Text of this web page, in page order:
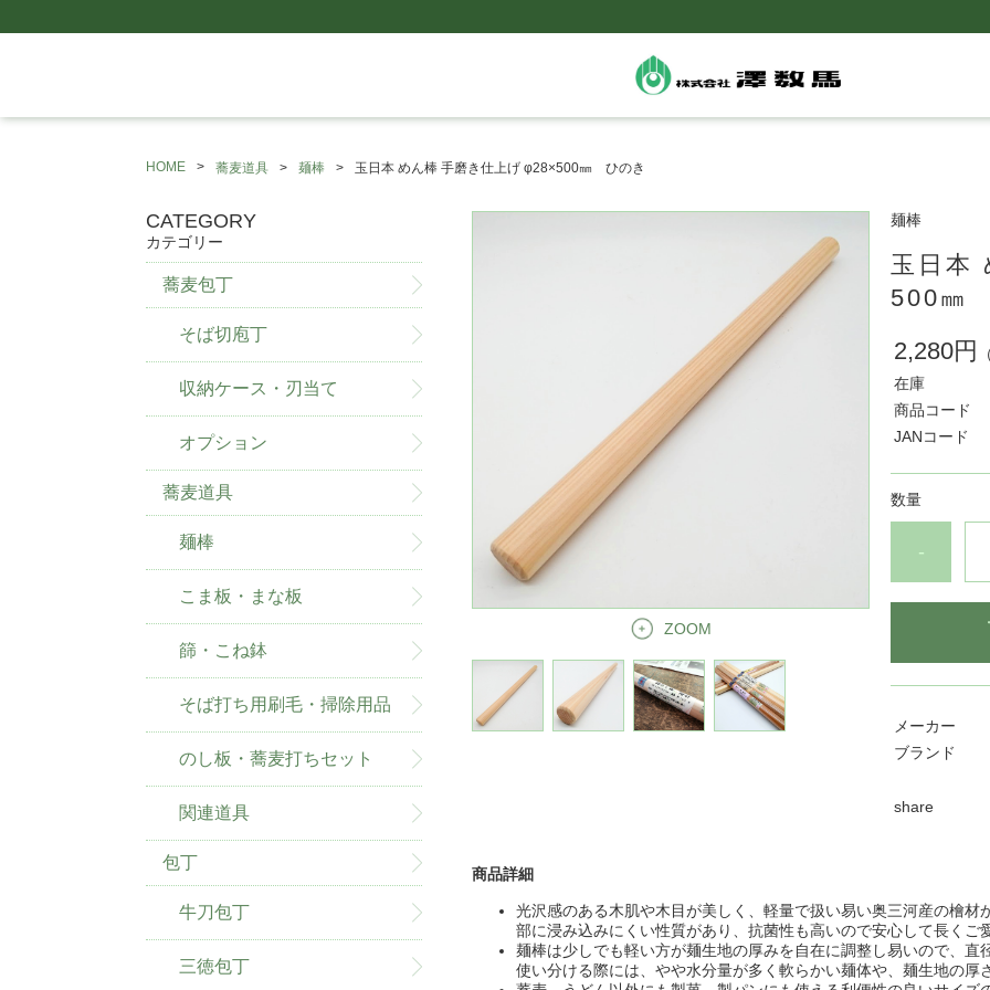
HOME 蕎麦道具 麺棒 玉日本 めん棒 手磨き仕上げ φ28×500㎜ ひのき
ZOOM
麺棒
玉日本
500㎜
2,280円
在庫
商品コード
JANコード
数量
-
メーカー
ブランド
share
商品詳細
光沢感のある木肌や木目が美しく、軽量で扱い易い奥三河産の檜
部に浸み込みにくい性質があり、抗菌性も高いので安心して長くご
麺棒は少しでも軽い方が麺生地の厚みを自在に調整し易いので、
使い分ける際には、やや水分量が多く軟らかい麺体や、麺生地の厚
CATEGORY
カテゴリー
蕎麦包丁
そば切庖丁
収納ケース・刃当て
オプション
蕎麦道具
麺棒
こま板・まな板
篩・こね鉢
そば打ち用刷毛・掃除用品
のし板・蕎麦打ちセット
関連道具
包丁
牛刀包丁
三徳包丁